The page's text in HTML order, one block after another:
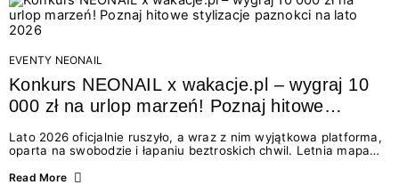
orzeźwiający zapach i słodki akcent na podniebieniu. Tego lata
NEONAIL łączy siły z marką Willisch, tworząc unikalny projekt
na styku jedzenia i piękna....
EVENTY NEONAIL
Konkurs NEONAIL x wakacje.pl – wygraj 10
000 zł na urlop marzeń! Poznaj hitowe
Lato 2026 oficjalnie ruszyło, a wraz z nim wyjątkowa platforma,
oparta na swobodzie i łapaniu beztroskich chwil. Letnia mapa
doświadczenia wakacji – od spontanicznych wyjazdów, przez
Read More